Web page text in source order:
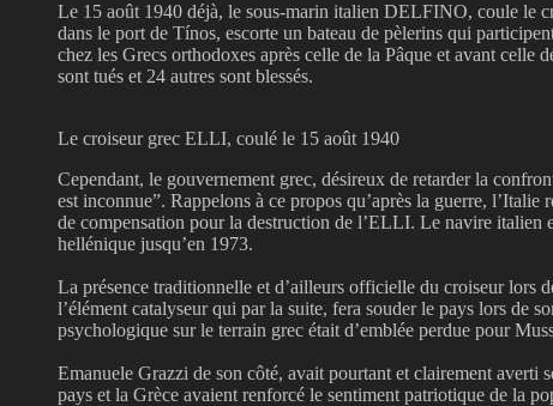
Le 15 août 1940 déjà, le sous-marin italien DELFINO, coule le
dans le port de Tínos, escorte un bateau de pèlerins qui
chez les Grecs orthodoxes après celle de la Pâque et avant
sont tués et 24 autres sont blessés.
Le croiseur grec ELLI, coulé le 15 août 1940
Cependant, le gouvernement grec, désireux de retarder la
est inconnue”. Rappelons à ce propos qu’après la guerre,
de compensation pour la destruction de l’ELLI. Le navire
hellénique jusqu’en 1973.
La présence traditionnelle et d’ailleurs officielle du croiseur lors
l’élément catalyseur qui par la suite, fera souder le pays lors de
psychologique sur le terrain grec était d’emblée perdue pour
Emanuele Grazzi de son côté, avait pourtant et clairement averti
pays et la Grèce avaient renforcé le sentiment patriotique de la